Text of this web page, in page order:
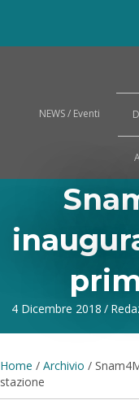
NEWS / Eventi
4 Dicembre 2018 /
Home / Archivio /
stazione